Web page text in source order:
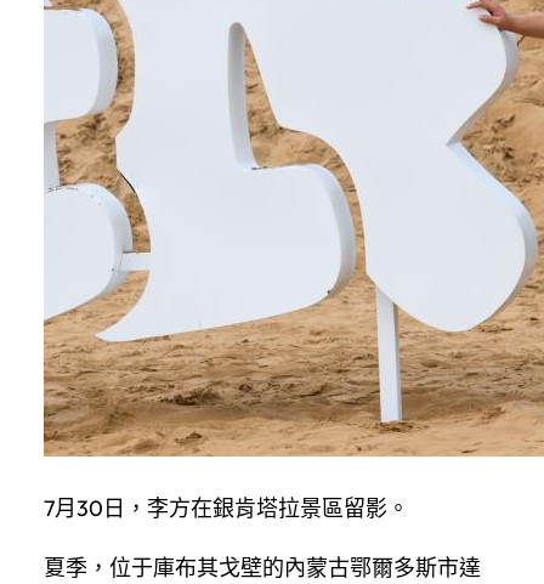
7月30日，李方在銀肯塔拉景區留影。
夏季，位于庫布其戈壁的內蒙古鄂爾多斯市達